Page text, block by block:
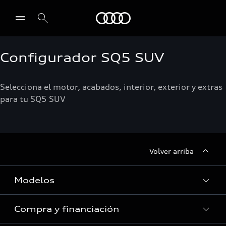
Configurador SQ5 SUV
Selecciona el motor, acabados, interior, exterior y extras
para tu SQ5 SUV
Volver arriba
Modelos
Vehículos nuevos en stock
Compra y financiación